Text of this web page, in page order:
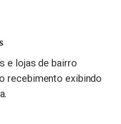
e lojas de bairro
recebimento exibindo